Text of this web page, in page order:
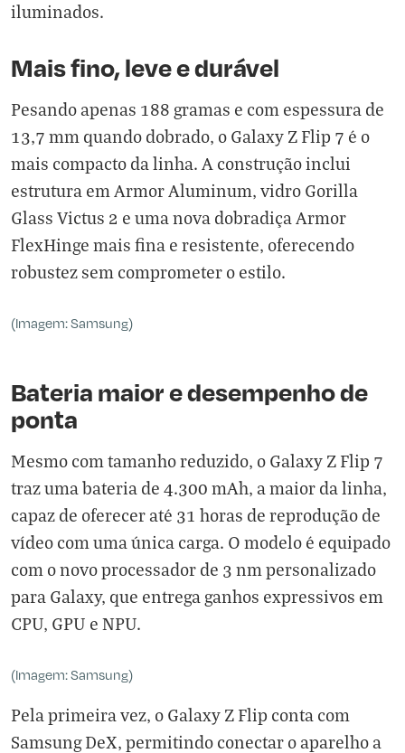
iluminados.
Mais fino, leve e durável
Pesando apenas 188 gramas e com espessura de
13,7 mm quando dobrado, o Galaxy Z Flip 7 é o
mais compacto da linha. A construção inclui
estrutura em Armor Aluminum, vidro Gorilla
Glass Victus 2 e uma nova dobradiça Armor
FlexHinge mais fina e resistente, oferecendo
robustez sem comprometer o estilo.
(Imagem: Samsung)
Bateria maior e desempenho de
ponta
Mesmo com tamanho reduzido, o Galaxy Z Flip 7
traz uma bateria de 4.300 mAh, a maior da linha,
capaz de oferecer até 31 horas de reprodução de
vídeo com uma única carga. O modelo é equipado
com o novo processador de 3 nm personalizado
para Galaxy, que entrega ganhos expressivos em
CPU, GPU e NPU.
(Imagem: Samsung)
Pela primeira vez, o Galaxy Z Flip conta com
Samsung DeX, permitindo conectar o aparelho a